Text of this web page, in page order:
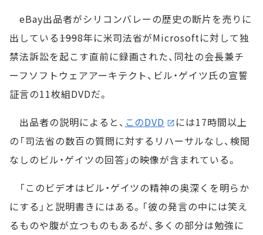
eBay出品者がシリコンバレーの歴史の断片を売りに
出している――1998年に米司法省がMicrosoftに対して独
禁法訴訟を起こす直前に録画された、同社の会長兼チ
ーフソフトウェアアーキテクト、ビル・ゲイツ氏の宣誓
証言の11枚組DVDだ。
出品者の説明によると、 このDVD
には17時間以上
の「司法省の数百の質問に対するリハーサルなし、検閲
なしのビル・ゲイツの回答」の映像が含まれている。
「このビデオはビル・ゲイツの精神の奥深くを明らか
にする」と説明書きにはある。「彼の発言の中には笑え
るものや腹が立つものもあるが、多くの部分は勉強に